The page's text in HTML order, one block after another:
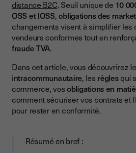
Numéro de TVA
Distance selling / ventes à distance
Pays d'établissement vs pays de
Plateforme « réputée fournisseur »
Qu'est-ce qui a changé avec le
Un seuil unique de 10 000 € pour les
Tableau : Exemples selon le niveau de
distance B2C. Seuil unique de 10
OSS et IOSS,obligations des
changements visent à simplifier les
vendeurs conformes tout en
fraude TVA.
Dans cet article, vous découvrirez
intracommunautaire, les règlesqui
commerce, vosobligations en
comment sécuriser vos contrats et
pour rester en conformité.
Résumé en bref :